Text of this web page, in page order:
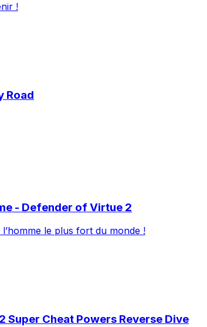
!
Road
- Defender of Virtue 2
le plus fort du monde !
Cheat Powers Reverse Dive